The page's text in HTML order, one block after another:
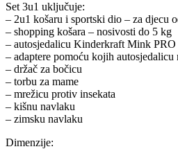
Set 3u1 uključuje:
– 2u1 košaru i sportski dio – za djecu
– shopping košara – nosivosti do 5 kg
– autosjedalicu Kinderkraft Mink PRO
– adaptere pomoću kojih autosjedalicu
– držač za bočicu
– torbu za mame
– mrežicu protiv insekata
– kišnu navlaku
– zimsku navlaku
Dimenzije: